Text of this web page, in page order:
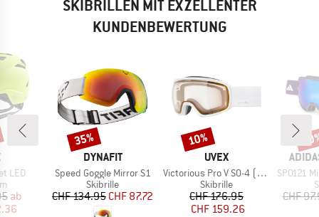
SKIBRILLEN MIT EXZELLENTER
KUNDENBEWERTUNG
LED
Preis
ab
MARKE
DYNAFIT
Artikel
Speed Goggle Mirror S1
Produktgruppe
Skibrille
Preis
CHF 134.95reduzierter Preis
CHF 87.72
Rabatt
35%
MARKE
UVEX
Artikel
Victorious Pro V S0-4 (VLT 7-81%)
Produktgruppe
Skibrille
Preis
CHF 176.95reduzierter Preis
CHF 159.26
Rabatt
10%
Artikel
SP0121
CHF